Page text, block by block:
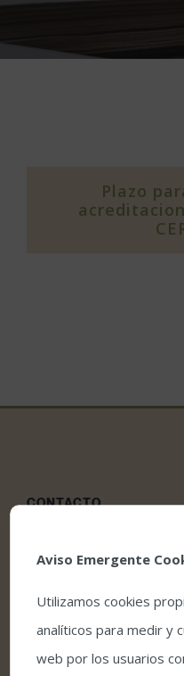
Plazo
CONTACTO
14003 – Córdoba
957480237
Aviso Emergente
Utilizamos cookies
analíticos para medir y
web por los usuarios